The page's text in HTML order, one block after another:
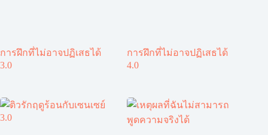
การฝึกที่ไม่อาจปฏิเสธได้
3.0
การฝึกที่ไม่อาจปฏิเสธได้
4.0